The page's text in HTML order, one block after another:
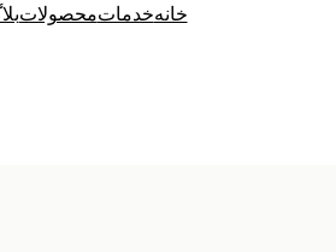
خانهخدماتمحصولات